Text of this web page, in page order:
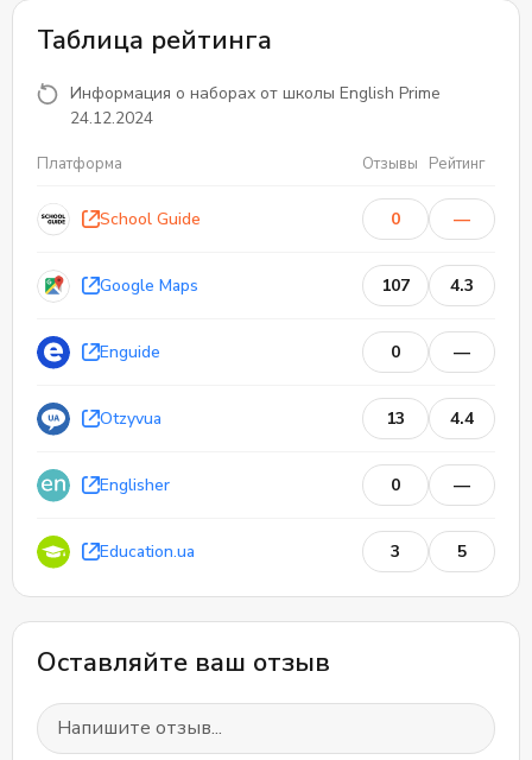
0 Отзывы
Таблица рейтинга
Информация о наборах от школы English Prime
24.12.2024
Платформа Отзывы Рейтинг
School Guide 0 —
Google Maps 107 4.3
Enguide 0 —
Otzyvua 13 4.4
Englisher 0 —
Education.ua 3 5
Оставляйте ваш отзыв